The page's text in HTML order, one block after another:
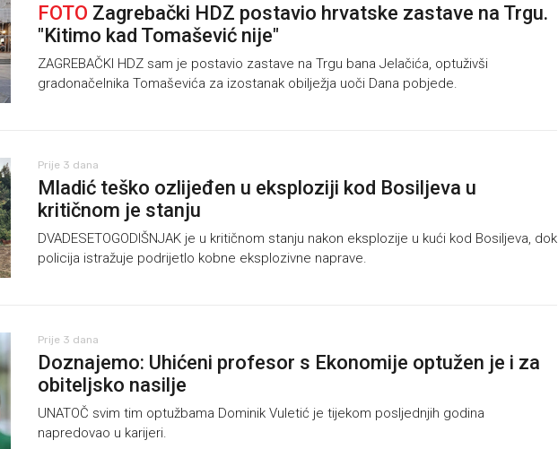
FOTO Zagrebački HDZ postavio hrvatske zastave na Trgu.
"Kitimo kad Tomašević nije"
ZAGREBAČKI HDZ sam je postavio zastave na Trgu bana Jelačića, optuživši
gradonačelnika Tomaševića za izostanak obilježja uoči Dana pobjede.
Prije 3 dana
Mladić teško ozlijeđen u eksploziji kod Bosiljeva u
kritičnom je stanju
DVADESETOGODIŠNJAK je u kritičnom stanju nakon eksplozije u kući kod Bosiljeva, dok
policija istražuje podrijetlo kobne eksplozivne naprave.
Prije 3 dana
Doznajemo: Uhićeni profesor s Ekonomije optužen je i za
obiteljsko nasilje
UNATOČ svim tim optužbama Dominik Vuletić je tijekom posljednjih godina
napredovao u karijeri.